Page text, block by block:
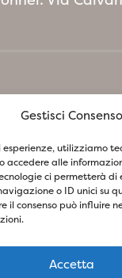
Gestisci Consenso
esperienze, utilizziamo
accedere alle
ci permetterà
o ID unici su
il consenso può influire
Accetta
politique
les réseaux